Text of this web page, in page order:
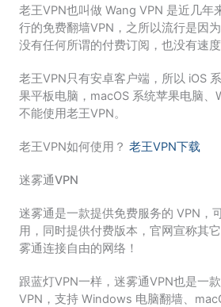
老王VPN也叫做 Wang VPN 是近几年
行的免费翻墙VPN，之所以流行是因
没有任何所谓的付费订阅，也没有速度
老王VPN只有安卓客户端，所以 iOS
果平板电脑，macOS 系统苹果电脑
不能使用老王VPN。
老王VPN如何使用？ 老王VPN下载
迷雾通VPN
迷雾通是一款提供免费服务的 VPN，
用，同时提供付费版本，官网宣称其
雾通连接自由的网络！
跟蓝灯VPN一样，迷雾通VPN也是一
VPN，支持 Windows 电脑翻墙、